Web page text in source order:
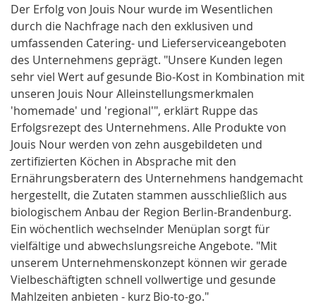
Der Erfolg von Jouis Nour wurde im Wesentlichen
durch die Nachfrage nach den exklusiven und
umfassenden Catering- und Lieferserviceangeboten
des Unternehmens geprägt. "Unsere Kunden legen
sehr viel Wert auf gesunde Bio-Kost in Kombination mit
unseren Jouis Nour Alleinstellungsmerkmalen
'homemade' und 'regional'", erklärt Ruppe das
Erfolgsrezept des Unternehmens. Alle Produkte von
Jouis Nour werden von zehn ausgebildeten und
zertifizierten Köchen in Absprache mit den
Ernährungsberatern des Unternehmens handgemacht
hergestellt, die Zutaten stammen ausschließlich aus
biologischem Anbau der Region Berlin-Brandenburg.
Ein wöchentlich wechselnder Menüplan sorgt für
vielfältige und abwechslungsreiche Angebote. "Mit
unserem Unternehmenskonzept können wir gerade
Vielbeschäftigten schnell vollwertige und gesunde
Mahlzeiten anbieten - kurz Bio-to-go."